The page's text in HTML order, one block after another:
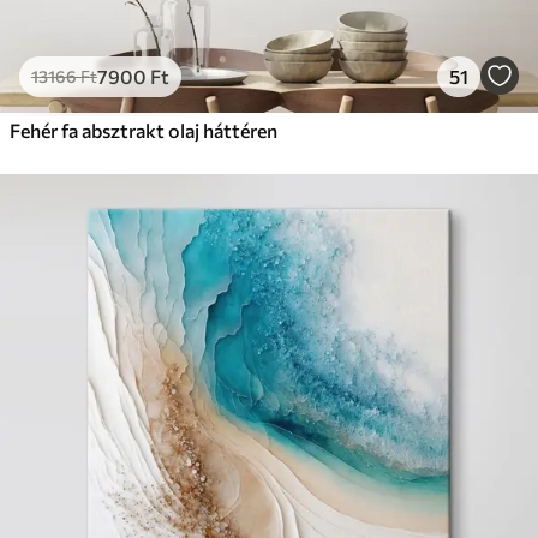
13166Ft7900 Ft 51
Fehér fa absztrakt olaj háttéren